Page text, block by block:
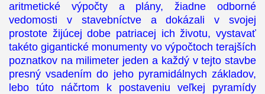
aritmetické výpočty a plány, žiadne odborné
vedomosti v stavebníctve a dokázali v svojej
prostote žijúcej dobe patriacej ich životu, vystavať
takéto gigantické monumenty vo výpočtoch terajších
poznatkov na milimeter jeden a každý v tejto stavbe
presný vsadením do jeho pyramidálnych základov,
lebo túto náčrtom k postaveniu veľkej pyramídy